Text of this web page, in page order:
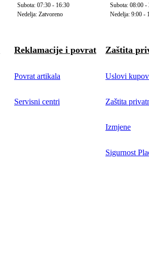
Subota: 07:30 - 16:30
Nedelja: Zatvoreno
Subota: 08:00 -
Nedelja: 9:00 -
Reklamacije i povrat
Povrat artikala
Servisni centri
Zaštita
Uslovi
Zaštita
Izmjene
Sigurnost